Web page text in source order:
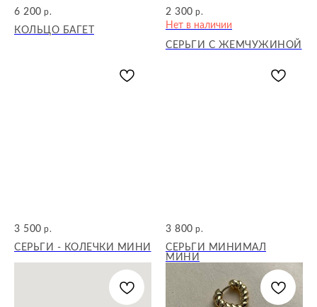
6 200 р.
КОЛЬЦО БАГЕТ
2 300 р.
Нет в наличии
СЕРЬГИ С ЖЕМЧУЖИНОЙ
3 500 р.
СЕРЬГИ - КОЛЕЧКИ МИНИ
3 800 р.
СЕРЬГИ МИНИМАЛ
МИНИ